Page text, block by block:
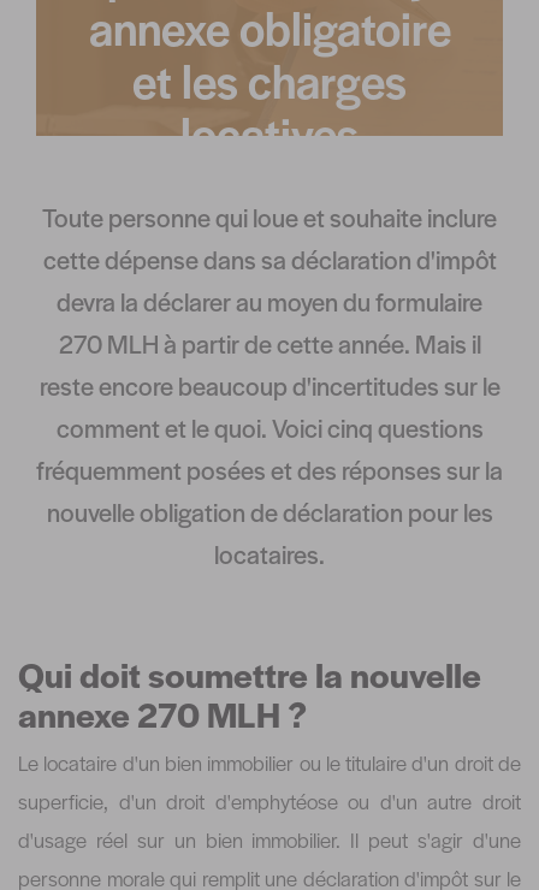
annexe obligatoire
et les charges
locatives
Toute personne qui loue et souhaite inclure
cette dépense dans sa déclaration d'impôt
devra la déclarer au moyen du formulaire
270 MLH à partir de cette année. Mais il
reste encore beaucoup d'incertitudes sur le
comment et le quoi. Voici cinq questions
fréquemment posées et des réponses sur la
nouvelle obligation de déclaration pour les
locataires.
Qui doit soumettre la nouvelle
annexe 270 MLH ?
Le locataire d'un bien immobilier ou le titulaire d'un droit de
superficie, d'un droit d'emphytéose ou d'un autre droit
d'usage réel sur un bien immobilier. Il peut s'agir d'une
personne morale qui remplit une déclaration d'impôt sur le